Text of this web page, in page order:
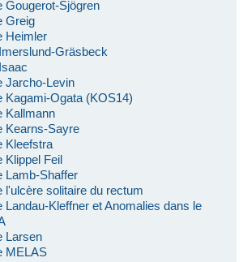
Gougerot-Sjögren
Greig
Heimler
Gräsbeck
Jarcho-Levin
Kagami-Ogata (KOS14)
Kallmann
Kearns-Sayre
Kleefstra
Klippel Feil
Lamb-Shaffer
l'ulcère solitaire du rectum
Landau-Kleffner et Anomalies dans le
Larsen
MELAS